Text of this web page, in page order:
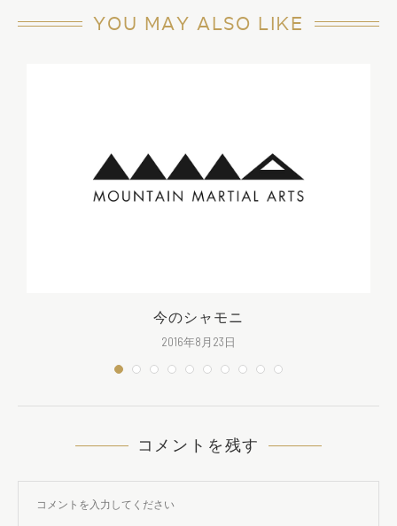
YOU MAY ALSO LIKE
今のシャモニ
2016年8月23日
コメントを残す